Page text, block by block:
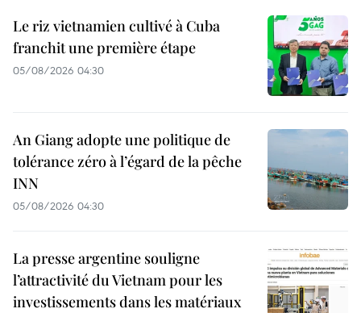
Le riz vietnamien cultivé à Cuba
franchit une première étape
05/08/2026 04:30
An Giang adopte une politique de
tolérance zéro à l’égard de la pêche
INN
05/08/2026 04:30
La presse argentine souligne
l’attractivité du Vietnam pour les
investissements dans les matériaux